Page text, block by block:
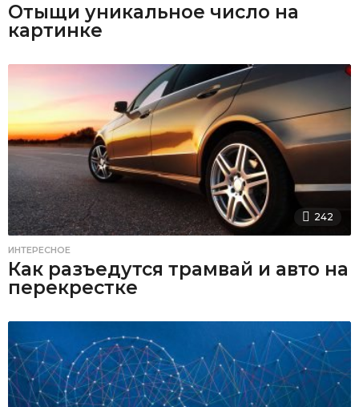
Отыщи уникальное число на
картинке
242
ИНТЕРЕСНОЕ
Как разъедутся трамвай и авто на
перекрестке